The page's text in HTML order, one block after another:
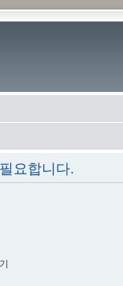
요합니다.